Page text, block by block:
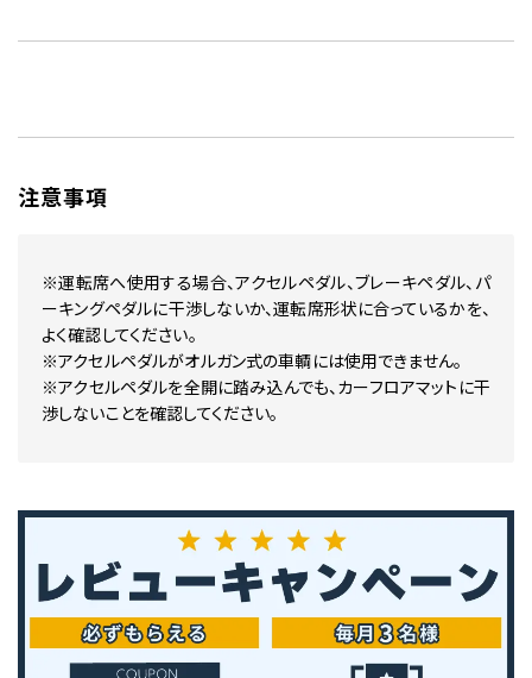
注意事項
※運転席へ使用する場合、アクセルペダル、ブレーキペダル、パ
ーキングペダルに干渉しないか、運転席形状に合っているかを、
よく確認してください。
※アクセルペダルがオルガン式の車輌には使用できません。
※アクセルペダルを全開に踏み込んでも、カーフロアマットに干
渉しないことを確認してください。